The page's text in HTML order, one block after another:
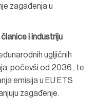
zagađenja u
i industriju
ugljičnih
počevši od 2036., te
emisija u EU ETS
zagađenje.